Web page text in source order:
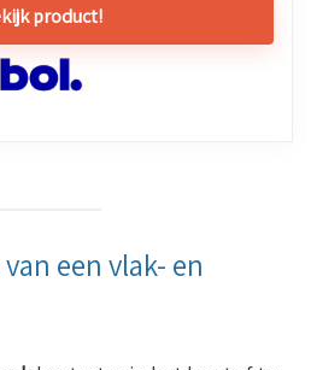
product!
een vlak- en